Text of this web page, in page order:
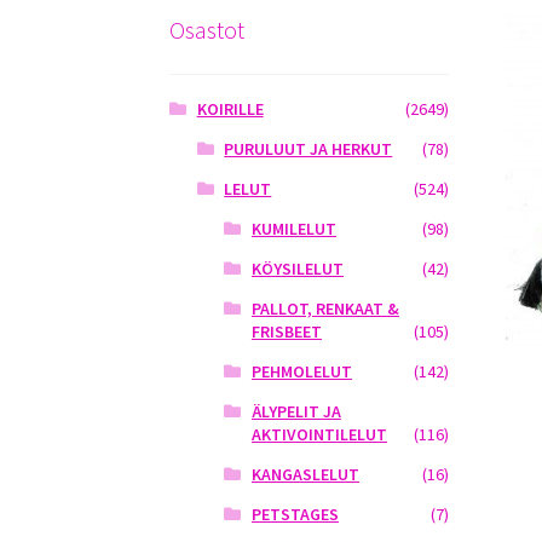
Osastot
KOIRILLE
(2649)
PURULUUT JA HERKUT
(78)
LELUT
(524)
KUMILELUT
(98)
KÖYSILELUT
(42)
PALLOT, RENKAAT &
FRISBEET
(105)
PEHMOLELUT
(142)
ÄLYPELIT JA
AKTIVOINTILELUT
(116)
KANGASLELUT
(16)
PETSTAGES
(7)